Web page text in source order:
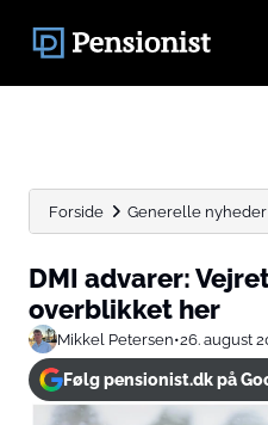
Forside Generelle nyheder
DMI advarer:
overblikket her
Mikkel Petersen•26. august
Følg pensionist.dk på